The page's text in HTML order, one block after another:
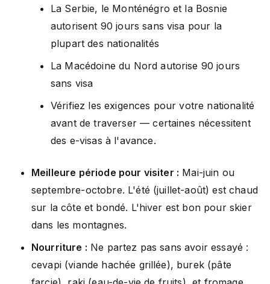
La Serbie, le Monténégro et la Bosnie
autorisent 90 jours sans visa pour la
plupart des nationalités
La Macédoine du Nord autorise 90 jours
sans visa
Vérifiez les exigences pour votre nationalité
avant de traverser — certaines nécessitent
des e-visas à l'avance.
Meilleure période pour visiter : Mai-juin ou
septembre-octobre. L'été (juillet-août) est chaud
sur la côte et bondé. L'hiver est bon pour skier
dans les montagnes.
Nourriture : Ne partez pas sans avoir essayé :
cevapi (viande hachée grillée), burek (pâte